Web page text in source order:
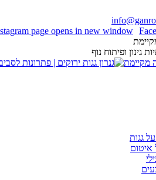
page opens in new window
גינון ופיתוח נוף
גגות
איטום